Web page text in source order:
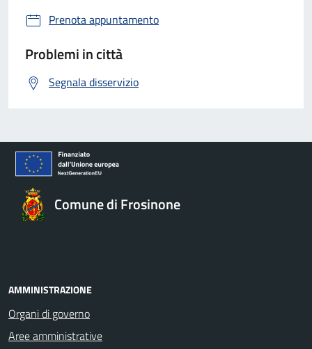
Prenota appuntamento
Problemi in città
Segnala disservizio
Comune di Frosinone
AMMINISTRAZIONE
Organi di governo
Aree amministrative